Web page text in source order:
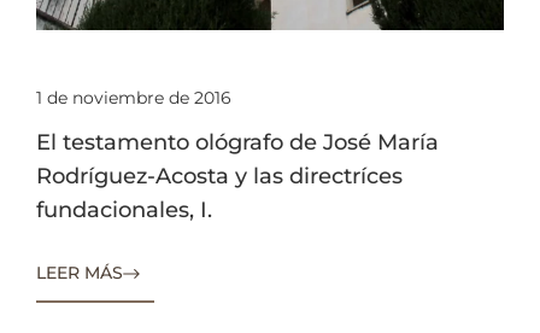
1 de noviembre de 2016
El testamento ológrafo de José María
Rodríguez-Acosta y las directríces
fundacionales, I.
LEER MÁS